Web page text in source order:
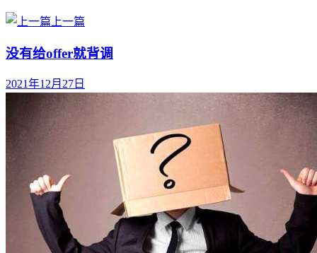
上一篇
没有给offer就背调
2021年12月27日